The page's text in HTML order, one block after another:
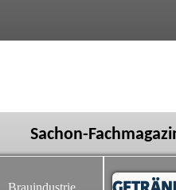
Sachon-
Brauindustrie